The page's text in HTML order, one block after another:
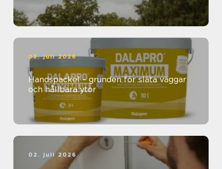
03. juli 2026
Handspackel – grunden för släta väggar
och hållbara ytor
02. juli 2026